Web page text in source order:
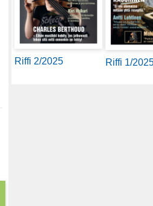
Riffi 2/2025 Riffi 1/